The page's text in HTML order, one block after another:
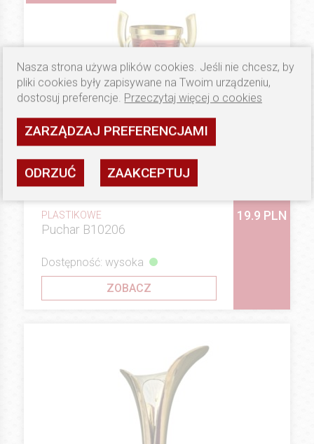
PLASTIKOWE
Puchar B10206
19.9 PLN
Dostępność: wysoka
ZOBACZ
Nasza strona używa plików cookies. Jeśli nie chcesz, by
pliki cookies były zapisywane na Twoim urządzeniu,
dostosuj preferencje. Przeczytaj więcej o cookies
ZARZĄDZAJ PREFERENCJAMI
ODRZUĆ ZAAKCEPTUJ